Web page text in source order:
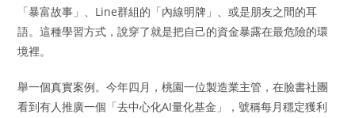
「暴富故事」、Line群組的「內線明牌」、或是朋友之間的耳
語。這種學習方式，說穿了就是把自己的資金暴露在最危險的環
境裡。
舉一個真實案例。今年四月，桃園一位製造業主管，在臉書社團
看到有人推廣一個「去中心化AI量化基金」，號稱每月穩定獲利